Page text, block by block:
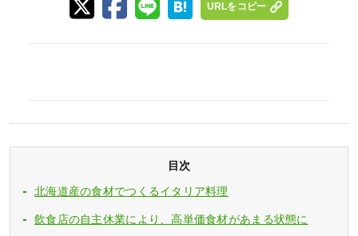
URLをコピー
目次
北海道産の食材でつくるイタリア料理
飲食店の自主休業により、高単価食材があまる状態に